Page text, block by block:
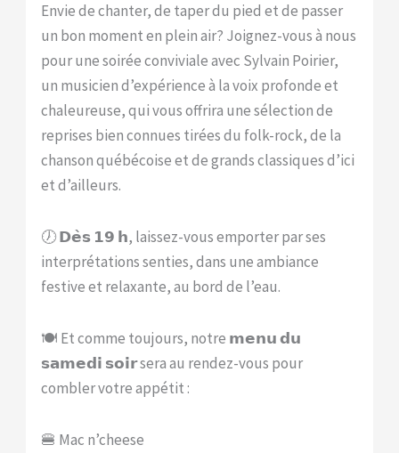
Envie de chanter, de taper du pied et de passer
un bon moment en plein air? Joignez-vous à nous
pour une soirée conviviale avec Sylvain Poirier,
un musicien d’expérience à la voix profonde et
chaleureuse, qui vous offrira une sélection de
reprises bien connues tirées du folk-rock, de la
chanson québécoise et de grands classiques d’ici
et d’ailleurs.
🕖 𝗗𝗲̀𝘀 𝟭𝟵 𝗵, laissez-vous emporter par ses
interprétations senties, dans une ambiance
festive et relaxante, au bord de l’eau.
🍽️ Et comme toujours, notre 𝗺𝗲𝗻𝘂 𝗱𝘂
𝘀𝗮𝗺𝗲𝗱𝗶 𝘀𝗼𝗶𝗿 sera au rendez-vous pour
combler votre appétit :
🍔 Mac n’cheese